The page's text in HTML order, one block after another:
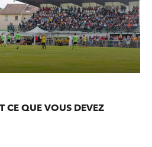
QUE VOUS DEVEZ